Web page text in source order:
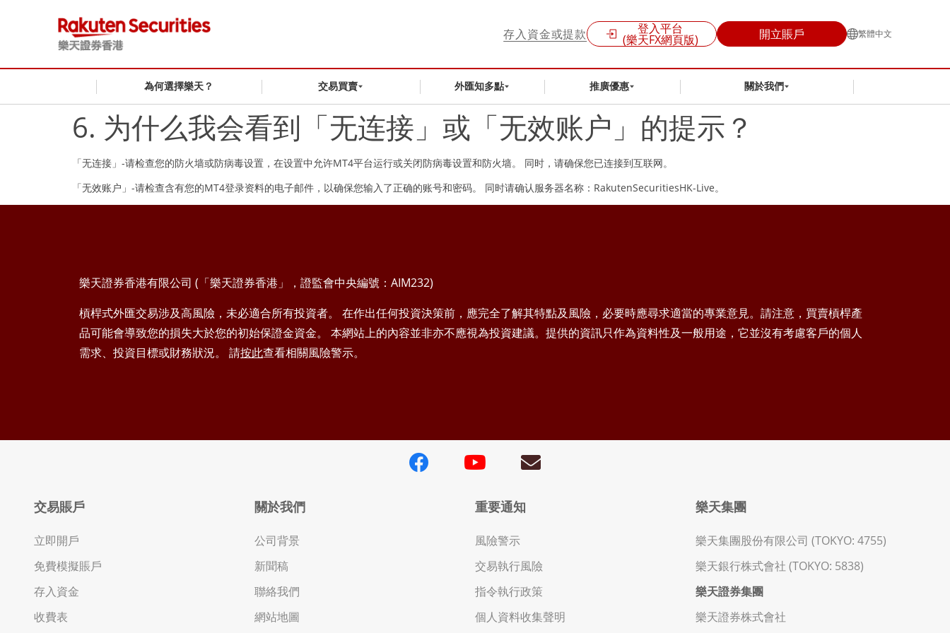
存入資金或提款 登入平台
(樂天FX網頁版) 開立賬戶 繁體中文
為何選擇樂天？ 交易買賣 外匯知多點 推廣優惠 關於我們
6. 为什么我会看到「无连接」或「无效账户」的提示？
「无连接」-请检查您的防火墙或防病毒设置，在设置中允许MT4平台运行或关闭防病毒设置和防火墙。 同时，请确保您已连接到互联网。
「无效账户」-请检查含有您的MT4登录资料的电子邮件，以确保您输入了正确的账号和密码。 同时请确认服务器名称：RakutenSecuritiesHK-Live。
樂天證券香港有限公司 (「樂天證券香港」，證監會中央編號：AIM232)
槓桿式外匯交易涉及高風險，未必適合所有投資者。 在作出任何投資決策前，應完全了解其特點及風險，必要時應尋求適當的專業意見。請注意，買賣槓桿產
品可能會導致您的損失大於您的初始保證金資金。 本網站上的內容並非亦不應視為投資建議。提供的資訊只作為資料性及一般用途，它並沒有考慮客戶的個人
需求、投資目標或財務狀況。 請按此查看相關風險警示。
交易賬戶
立即開戶
免費模擬賬戶
存入資金
收費表
關於我們
公司背景
新聞稿
聯絡我們
網站地圖
重要通知
風險警示
交易執行風險
指令執行政策
個人資料收集聲明
樂天集團
樂天集團股份有限公司 (TOKYO: 4755)
樂天銀行株式會社 (TOKYO: 5838)
樂天證券集團
樂天證券株式會社